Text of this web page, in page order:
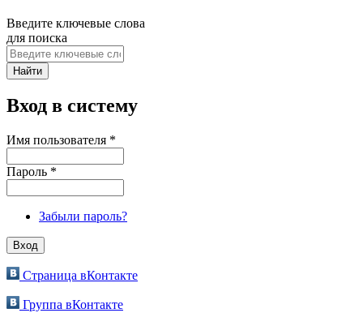
Введите ключевые слова
для поиска
Вход в систему
Имя пользователя *
Пароль *
Забыли пароль?
Страница вКонтакте
Группа вКонтакте